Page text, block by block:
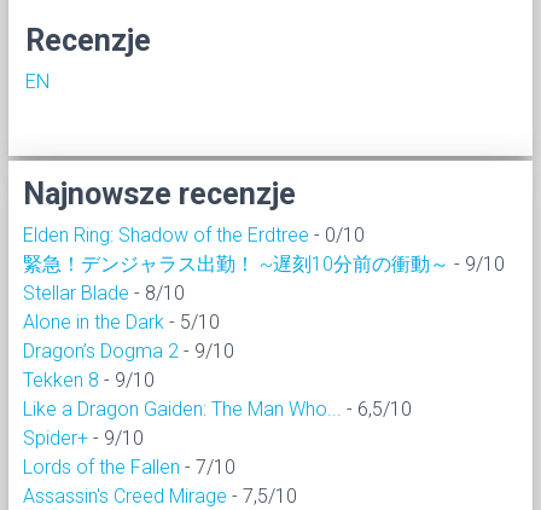
Recenzje
EN
Najnowsze recenzje
Elden Ring: Shadow of the Erdtree - 0/10
緊急！デンジャラス出勤！ ~遅刻10分前の衝動～ - 9/10
Stellar Blade - 8/10
Alone in the Dark - 5/10
Dragon’s Dogma 2 - 9/10
Tekken 8 - 9/10
Like a Dragon Gaiden: The Man Who...
- 6,5/10
Spider+ - 9/10
Lords of the Fallen - 7/10
Assassin's Creed Mirage - 7,5/10